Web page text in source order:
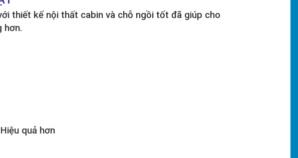
thiết kế nội thất cabin và chỗ ngồi tốt đã giúp cho
hơn.
quả hơn